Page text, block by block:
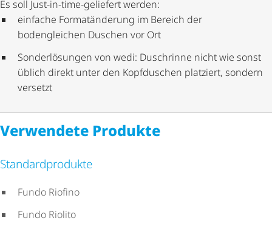
Es soll Just-in-time-geliefert werden:
einfache Formatänderung im Bereich der
bodengleichen Duschen vor Ort
Sonderlösungen von wedi: Duschrinne nicht wie sonst
üblich direkt unter den Kopfduschen platziert, sondern
versetzt
Verwendete Produkte
Stan­dard­pro­dukte
Fundo Riofino
Fundo Riolito